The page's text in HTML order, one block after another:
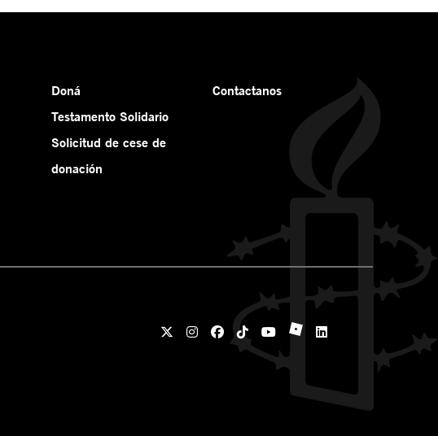
Doná
Testamento Solidario
Solicitud de cese de
donación
Contactanos